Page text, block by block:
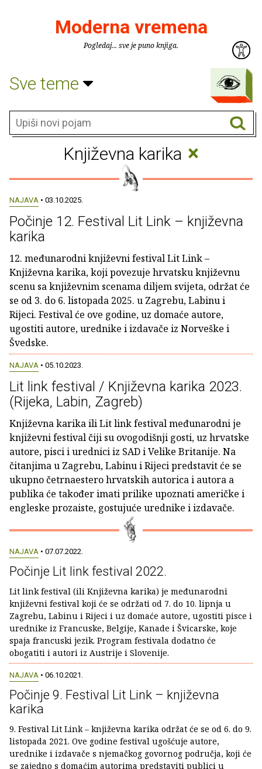
Moderna vremena
Pogledaj... sve je puno knjiga.
Sve teme
Književna karika ×
NAJAVA • 03.10.2025.
Počinje 12. Festival Lit Link – književna
karika
12. međunarodni književni festival Lit Link –
Književna karika, koji povezuje hrvatsku književnu
scenu sa književnim scenama diljem svijeta, održat će
se od 3. do 6. listopada 2025. u Zagrebu, Labinu i
Rijeci. Festival će ove godine, uz domaće autore,
ugostiti autore, urednike i izdavače iz Norveške i
Švedske.
NAJAVA • 05.10.2023.
Lit link festival / Književna karika 2023.
(Rijeka, Labin, Zagreb)
Književna karika ili Lit link festival međunarodni je
književni festival čiji su ovogodišnji gosti, uz hrvatske
autore, pisci i urednici iz SAD i Velike Britanije. Na
čitanjima u Zagrebu, Labinu i Rijeci predstavit će se
ukupno četrnaestero hrvatskih autorica i autora a
publika će također imati prilike upoznati američke i
engleske prozaiste, gostujuće urednike i izdavače.
NAJAVA • 07.07.2022.
Počinje Lit link festival 2022.
Lit link festival (ili Književna karika) je međunarodni
književni festival koji će se održati od 7. do 10. lipnja u
Zagrebu, Labinu i Rijeci i uz domaće autore, ugostiti pisce i
urednike iz Francuske, Belgije, Kanade i Švicarske, koje
spaja francuski jezik. Program festivala dodatno će
obogatiti i autori iz Austrije i Slovenije.
NAJAVA • 06.10.2021.
Počinje 9. Festival Lit Link – književna
karika
9. Festival Lit Link – književna karika održat će se od 6. do 9.
listopada 2021. Ove godine festival ugošćuje autore,
urednike i izdavače s njemačkog govornog područja, koji će
se zajedno s domaćim autorima predstaviti publici u